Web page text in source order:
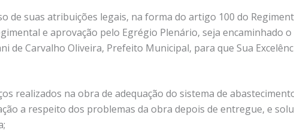
de suas atribuições legais, na forma do artigo 100 do
e aprovação pelo Egrégio Plenário, seja encaminhado
de Carvalho Oliveira, Prefeito Municipal, para que Sua
realizados na obra de adequação do sistema de
a respeito dos problemas da obra depois de entregue, e